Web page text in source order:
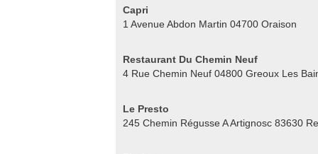
Capri
1 Avenue Abdon Martin 04700 Oraison
Restaurant Du Chemin Neuf
4 Rue Chemin Neuf 04800 Greoux Les
Le Presto
245 Chemin Régusse A Artignosc 83630